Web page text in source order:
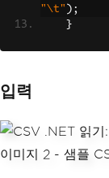
"\t" );
}
입력